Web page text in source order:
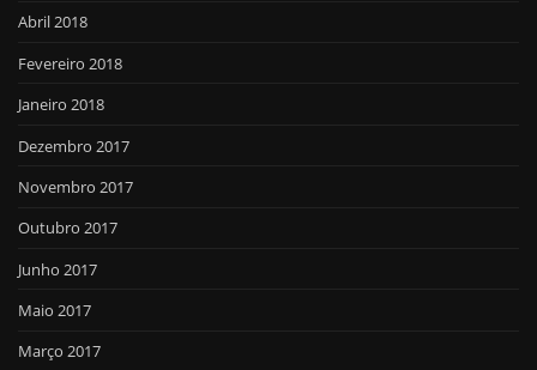
Abril 2018
Fevereiro 2018
Janeiro 2018
Dezembro 2017
Novembro 2017
Outubro 2017
Junho 2017
Maio 2017
Março 2017